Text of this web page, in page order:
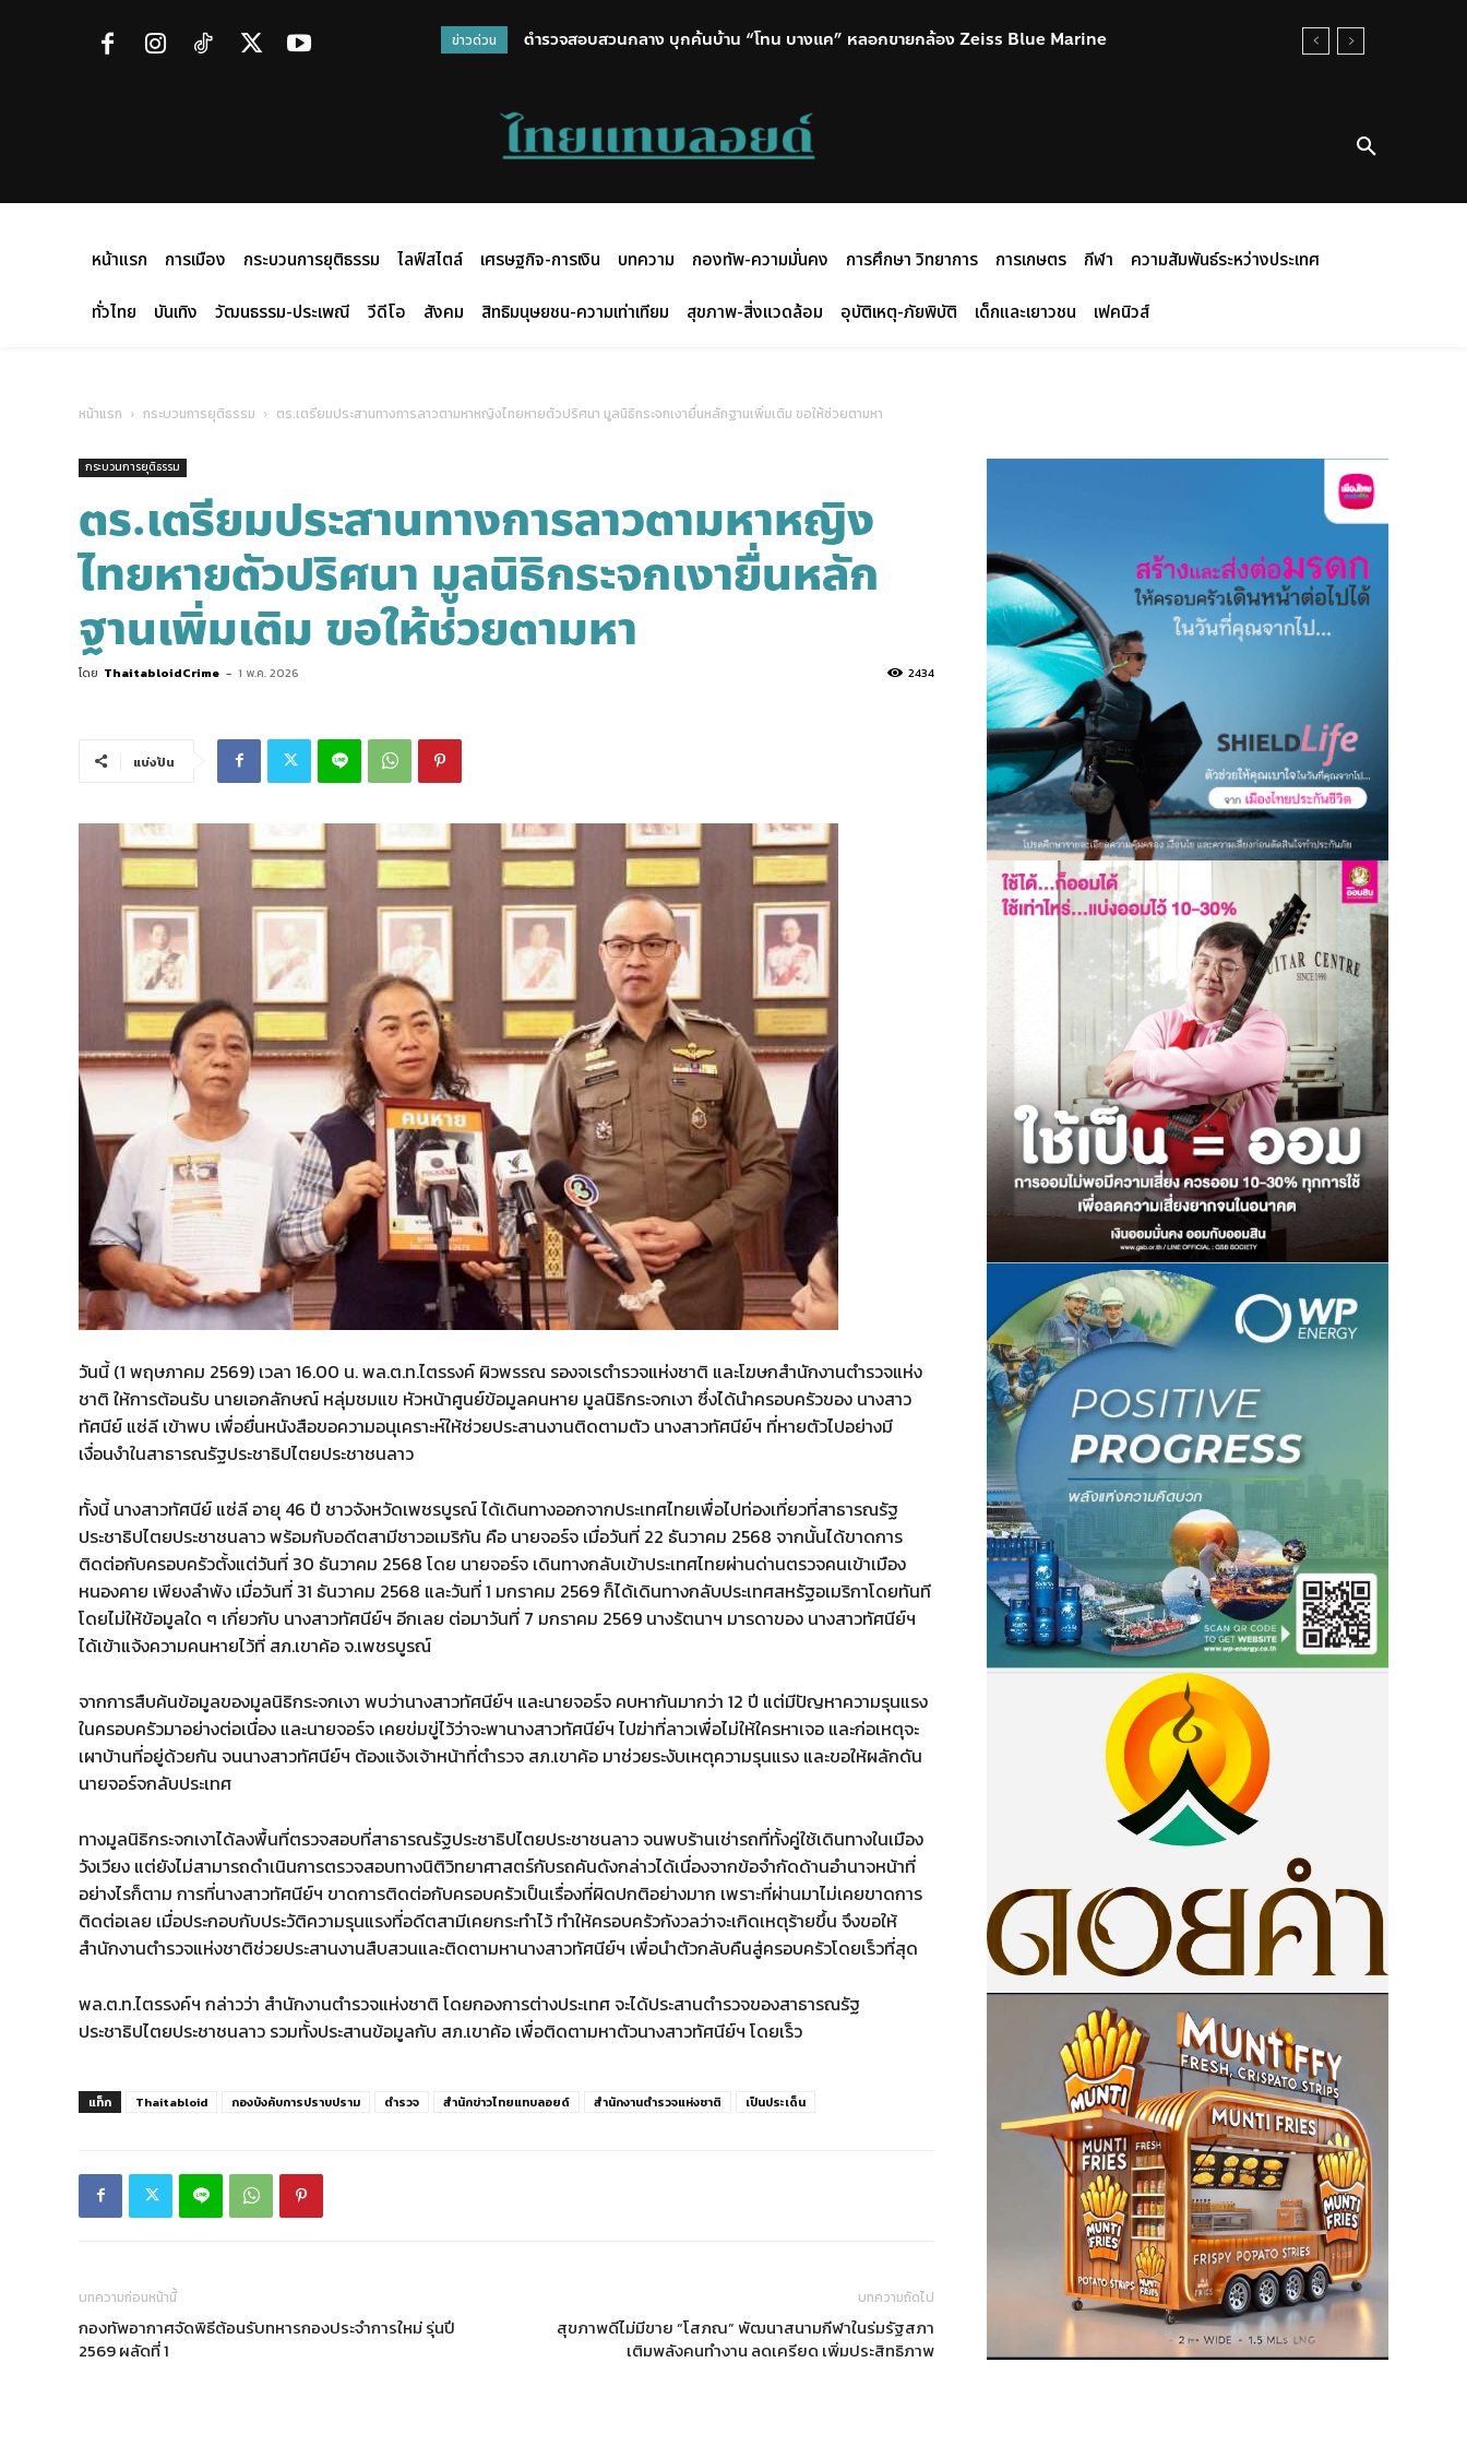
ข่าวด่วน ตำรวจสอบสวนกลาง บุกค้นบ้าน “โทน บางแค” หลอกขายกล้อง Zeiss Blue Marine
หน้าแรก การเมือง กระบวนการยุติธรรม ไลฟ์สไตล์ เศรษฐกิจ-การเงิน บทความ กองทัพ-ความมั่นคง การศึกษา วิทยาการ การเกษตร กีฬา
ความสัมพันธ์ระหว่างประเทศ
ทั่วไทย
บันเทิง วัฒนธรรม-ประเพณี วีดีโอ สังคม สิทธิมนุษยชน-ความเท่าเทียม สุขภาพ-สิ่งแวดล้อม อุบัติเหตุ-ภัยพิบัติ เด็กและเยาวชน เฟคนิวส์
หน้าแรก กระบวนการยุติธรรม ตร.เตรียมประสานทางการลาวตามหาหญิงไทยหายตัวปริศนา มูลนิธิกระจกเงายื่นหลักฐานเพิ่มเติม ขอให้ช่วยตามหา
กระบวนการยุติธรรม
ตร.เตรียมประสานทางการลาวตามหาหญิง
ไทยหายตัวปริศนา มูลนิธิกระจกเงายื่นหลัก
ฐานเพิ่มเติม ขอให้ช่วยตามหา
โดย ThaitabloidCrime - 1 พ.ค. 2026 2434
แบ่งปัน
วันนี้ (1 พฤษภาคม 2569) เวลา 16.00 น. พล.ต.ท.ไตรรงค์ ผิวพรรณ รองจเรตำรวจแห่งชาติ และโฆษกสำนักงานตำรวจแห่ง
ชาติ ให้การต้อนรับ นายเอกลักษณ์ หลุ่มชมแข หัวหน้าศูนย์ข้อมูลคนหาย มูลนิธิกระจกเงา ซึ่งได้นำครอบครัวของ นางสาว
ทัศนีย์ แซ่ลี เข้าพบ เพื่อยื่นหนังสือขอความอนุเคราะห์ให้ช่วยประสานงานติดตามตัว นางสาวทัศนีย์ฯ ที่หายตัวไปอย่างมี
เงื่อนงำในสาธารณรัฐประชาธิปไตยประชาชนลาว
ทั้งนี้ นางสาวทัศนีย์ แซ่ลี อายุ 46 ปี ชาวจังหวัดเพชรบูรณ์ ได้เดินทางออกจากประเทศไทยเพื่อไปท่องเที่ยวที่สาธารณรัฐ
ประชาธิปไตยประชาชนลาว พร้อมกับอดีตสามีชาวอเมริกัน คือ นายจอร์จ เมื่อวันที่ 22 ธันวาคม 2568 จากนั้นได้ขาดการ
ติดต่อกับครอบครัวตั้งแต่วันที่ 30 ธันวาคม 2568 โดย นายจอร์จ เดินทางกลับเข้าประเทศไทยผ่านด่านตรวจคนเข้าเมือง
หนองคาย เพียงลำพัง เมื่อวันที่ 31 ธันวาคม 2568 และวันที่ 1 มกราคม 2569 ก็ได้เดินทางกลับประเทศสหรัฐอเมริกาโดยทันที
โดยไม่ให้ข้อมูลใด ๆ เกี่ยวกับ นางสาวทัศนีย์ฯ อีกเลย ต่อมาวันที่ 7 มกราคม 2569 นางรัตนาฯ มารดาของ นางสาวทัศนีย์ฯ
ได้เข้าแจ้งความคนหายไว้ที่ สภ.เขาค้อ จ.เพชรบูรณ์
จากการสืบค้นข้อมูลของมูลนิธิกระจกเงา พบว่านางสาวทัศนีย์ฯ และนายจอร์จ คบหากันมากว่า 12 ปี แต่มีปัญหาความรุนแรง
ในครอบครัวมาอย่างต่อเนื่อง และนายจอร์จ เคยข่มขู่ไว้ว่าจะพานางสาวทัศนีย์ฯ ไปฆ่าที่ลาวเพื่อไม่ให้ใครหาเจอ และก่อเหตุจะ
เผาบ้านที่อยู่ด้วยกัน จนนางสาวทัศนีย์ฯ ต้องแจ้งเจ้าหน้าที่ตำรวจ สภ.เขาค้อ มาช่วยระงับเหตุความรุนแรง และขอให้ผลักดัน
นายจอร์จกลับประเทศ
ทางมูลนิธิกระจกเงาได้ลงพื้นที่ตรวจสอบที่สาธารณรัฐประชาธิปไตยประชาชนลาว จนพบร้านเช่ารถที่ทั้งคู่ใช้เดินทางในเมือง
วังเวียง แต่ยังไม่สามารถดำเนินการตรวจสอบทางนิติวิทยาศาสตร์กับรถคันดังกล่าวได้เนื่องจากข้อจำกัดด้านอำนาจหน้าที่
อย่างไรก็ตาม การที่นางสาวทัศนีย์ฯ ขาดการติดต่อกับครอบครัวเป็นเรื่องที่ผิดปกติอย่างมาก เพราะที่ผ่านมาไม่เคยขาดการ
ติดต่อเลย เมื่อประกอบกับประวัติความรุนแรงที่อดีตสามีเคยกระทำไว้ ทำให้ครอบครัวกังวลว่าจะเกิดเหตุร้ายขึ้น จึงขอให้
สำนักงานตำรวจแห่งชาติช่วยประสานงานสืบสวนและติดตามหานางสาวทัศนีย์ฯ เพื่อนำตัวกลับคืนสู่ครอบครัวโดยเร็วที่สุด
พล.ต.ท.ไตรรงค์ฯ กล่าวว่า สำนักงานตำรวจแห่งชาติ โดยกองการต่างประเทศ จะได้ประสานตำรวจของสาธารณรัฐ
ประชาธิปไตยประชาชนลาว รวมทั้งประสานข้อมูลกับ สภ.เขาค้อ เพื่อติดตามหาตัวนางสาวทัศนีย์ฯ โดยเร็ว
แท็ก Thaitabloid กองบังคับการปราบปราม ตำรวจ สำนักข่าวไทยแทบลอยด์ สำนักงานตำรวจแห่งชาติ เป็นประเด็น
บทความก่อนหน้านี้
กองทัพอากาศจัดพิธีต้อนรับทหารกองประจำการใหม่ รุ่นปี
2569 ผลัดที่ 1
บทความถัดไป
สุขภาพดีไม่มีขาย “โสภณ” พัฒนาสนามกีฬาในร่มรัฐสภา
เติมพลังคนทำงาน ลดเครียด เพิ่มประสิทธิภาพ